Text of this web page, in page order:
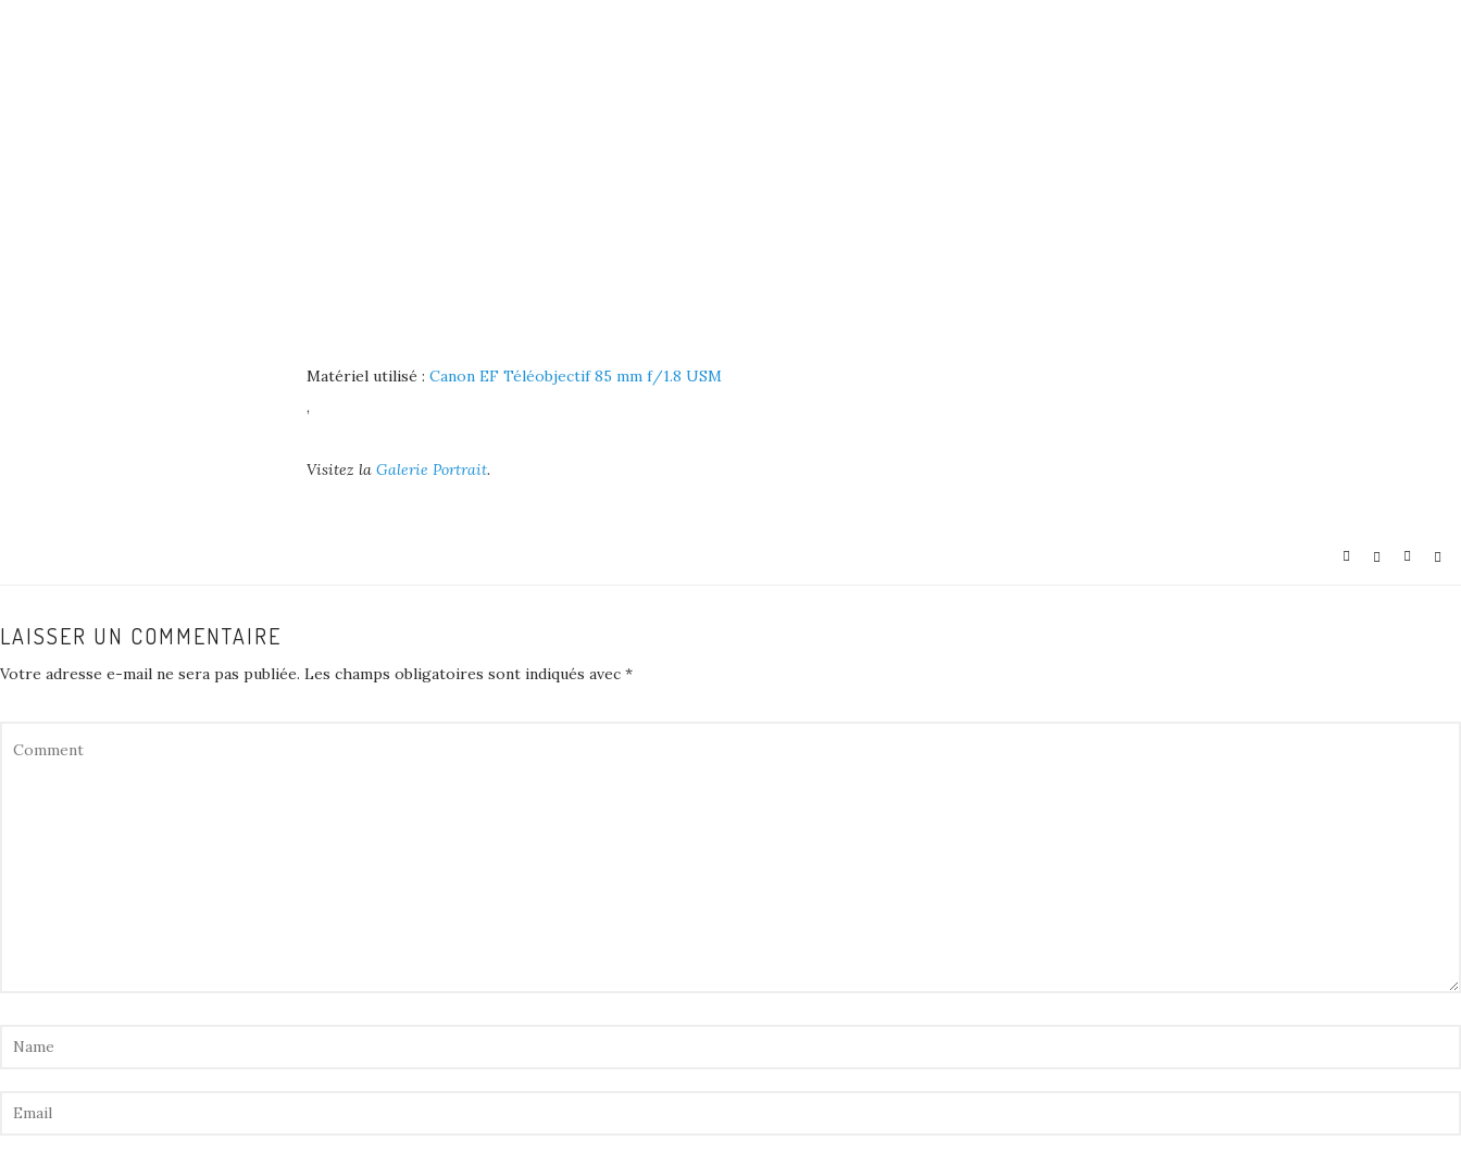
Matériel utilisé : Canon EF Téléobjectif 85 mm f/1.8 USM
,
Visitez la Galerie Portrait.
LAISSER UN COMMENTAIRE
Votre adresse e-mail ne sera pas publiée. Les champs obligatoires sont indiqués avec *